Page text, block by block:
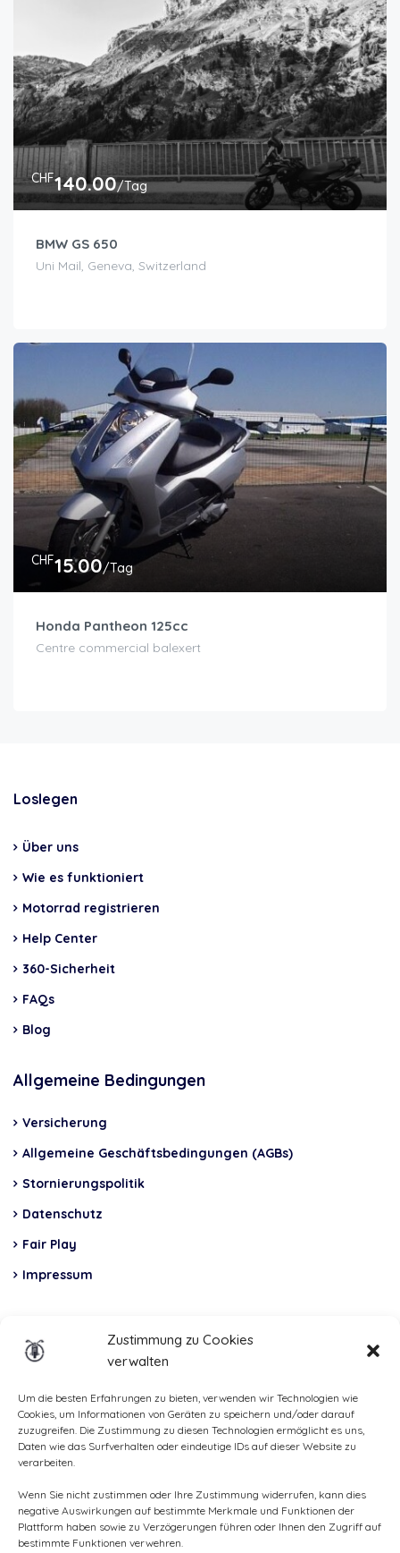
Zustimmung zu Cookies
verwalten
Um die besten Erfahrungen zu bieten, verwenden wir Technologien wie
Cookies, um Informationen von Geräten zu speichern und/oder darauf
zuzugreifen. Die Zustimmung zu diesen Technologien ermöglicht es uns,
Daten wie das Surfverhalten oder eindeutige IDs auf dieser Website zu
verarbeiten.
Wenn Sie nicht zustimmen oder Ihre Zustimmung widerrufen, kann dies
negative Auswirkungen auf bestimmte Merkmale und Funktionen der
Plattform haben sowie zu Verzögerungen führen oder Ihnen den Zugriff auf
bestimmte Funktionen verwehren.
CHF140.00/Tag
BMW GS 650
Uni Mail, Geneva, Switzerland
CHF15.00/Tag
Honda Pantheon 125cc
Centre commercial balexert
Loslegen
Über uns
Wie es funktioniert
Motorrad registrieren
Help Center
360-Sicherheit
FAQs
Blog
Allgemeine Bedingungen
Versicherung
Allgemeine Geschäftsbedingungen (AGBs)
Stornierungspolitik
Datenschutz
Fair Play
Impressum
Total Casco, Partner
Methods
of
payment